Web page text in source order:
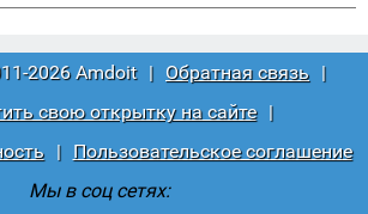
2026 Amdoit | Обратная связь |
свою открытку на сайте
|
|
Пользовательское соглашение
Мы в соц сетях: